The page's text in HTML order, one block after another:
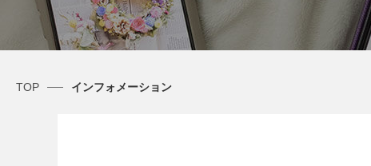
TOP インフォメーション